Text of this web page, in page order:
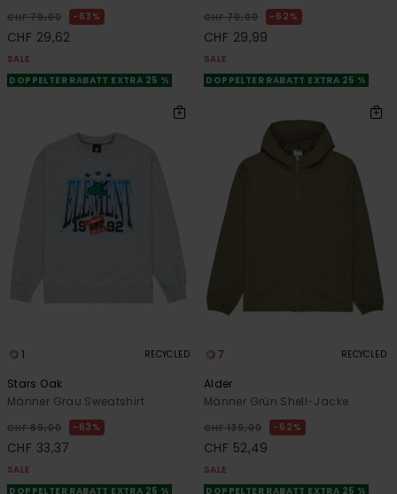
CHF 79,00 63%
CHF 29,62
SALE
DOPPELTER RABATT EXTRA 25 %
CHF 79,00 62%
CHF 29,99
SALE
DOPPELTER RABATT EXTRA 25 %
1 RECYCLED
Stars Oak
Männer Grau Sweatshirt
CHF 89,00 63%
CHF 33,37
SALE
DOPPELTER RABATT EXTRA 25 %
7 RECYCLED
Alder
Männer Grün Shell-Jacke
CHF 139,00 62%
CHF 52,49
SALE
DOPPELTER RABATT EXTRA 25 %